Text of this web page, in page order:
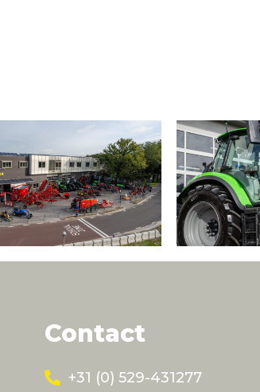
Contact
+31 (0) 529-431277